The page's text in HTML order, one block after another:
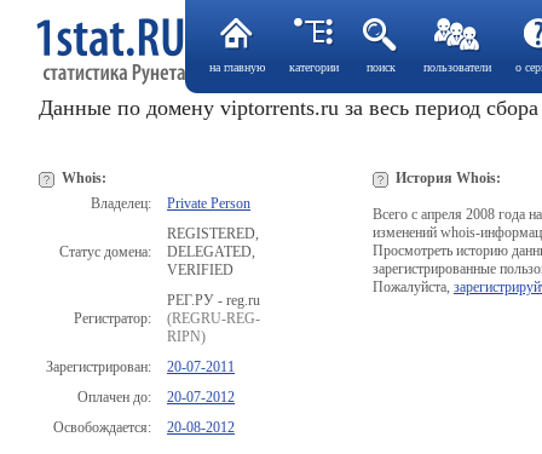
на главную категории поиск пользователи о
Данные по домену viptorrents.ru за весь период сбора
Whois:
Владелец:
Private Person
Статус домена:
REGISTERED,
DELEGATED,
VERIFIED
Регистратор:
РЕГ.РУ - reg.ru
(REGRU-REG-
RIPN)
Зарегистрирован:
20-07-2011
Оплачен до:
20-07-2012
Освобождается:
20-08-2012
История Whois:
Всего с апреля 2008 года
изменений whois-
Просмотреть историю
зарегистрированные
Пожалуйста,